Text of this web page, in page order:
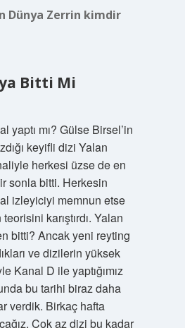
Dünya Zerrin kimdir
Bitti Mi
yaptı mı? Gülse Birsel’in
keyifli dizi Yalan
herkesi üzse de en
sonla bitti. Herkesin
izleyiciyi memnun etse
karıştırdı. Yalan
bitti? Ancak yeni reyting
ve dizilerin yüksek
Kanal D ile yaptığımız
bu tarihi biraz daha
verdik. Birkaç hafta
Çok az dizi bu kadar